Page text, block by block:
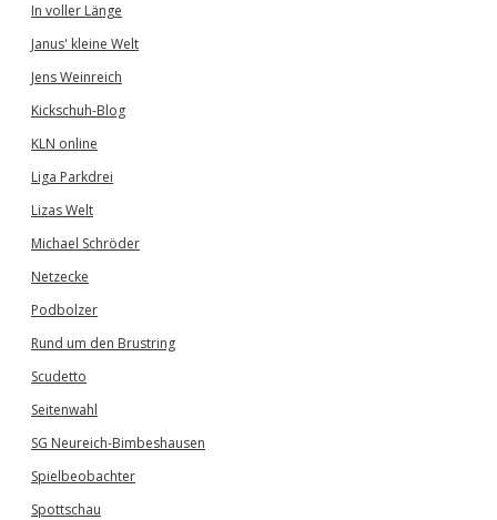
In voller Länge
Janus' kleine Welt
Jens Weinreich
Kickschuh-Blog
KLN online
Liga Parkdrei
Lizas Welt
Michael Schröder
Netzecke
Podbolzer
Rund um den Brustring
Scudetto
Seitenwahl
SG Neureich-Bimbeshausen
Spielbeobachter
Spottschau